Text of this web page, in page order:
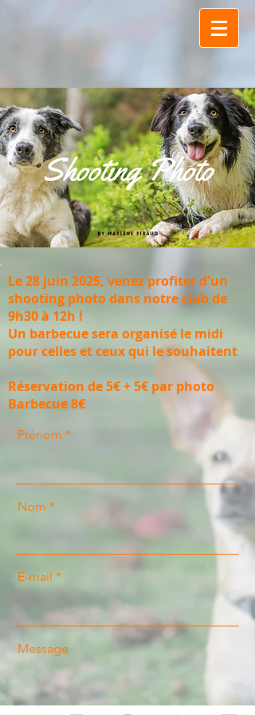
Le 28 juin 2025, venez profiter d'un
shooting photo dans notre club de
9h30 à 12h !
Un barbecue sera organisé le midi
pour celles et ceux qui le souhaitent
Réservation de 5€ + 5€ par photo
Barbecue 8€
Prénom
Nom
E-mail
Message